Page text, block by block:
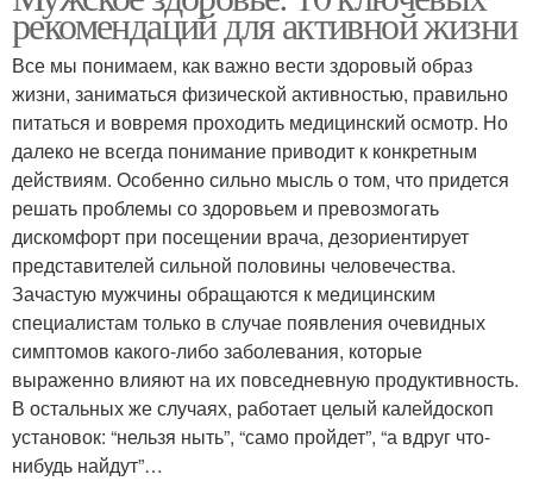
рекомендаций для активной жизни
Все мы понимаем, как важно вести здоровый образ
жизни, заниматься физической активностью, правильно
питаться и вовремя проходить медицинский осмотр. Но
далеко не всегда понимание приводит к конкретным
действиям. Особенно сильно мысль о том, что придется
решать проблемы со здоровьем и превозмогать
дискомфорт при посещении врача, дезориентирует
представителей сильной половины человечества.
Зачастую мужчины обращаются к медицинским
специалистам только в случае появления очевидных
симптомов какого-либо заболевания, которые
выраженно влияют на их повседневную продуктивность.
В остальных же случаях, работает целый калейдоскоп
установок: “нельзя ныть”, “само пройдет”, “а вдруг что-
нибудь найдут”…